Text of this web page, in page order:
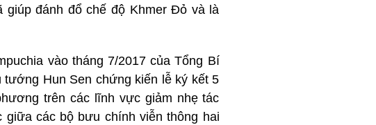
giúp đánh đổ chế độ Khmer Đỏ và là
vào tháng 7/2017 của Tổng Bí
Hun Sen chứng kiến lễ ký kết 5
trên các lĩnh vực giảm nhẹ tác
các bộ bưu chính viễn thông hai